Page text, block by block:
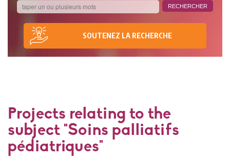
SOUTENEZ LA RECHERCHE
Projects relating to the
subject "Soins palliatifs
pédiatriques"